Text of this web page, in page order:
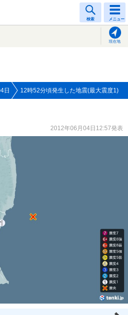
検索 メニュー
現在地
日 12時52分頃発生した地震(最大震度1)
2012年06月04日12:57発表